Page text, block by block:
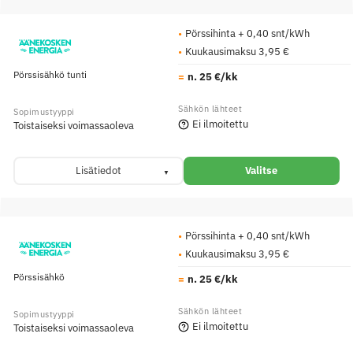
Pörssisähkö tunti
Pörssihinta + 0,40 snt/kWh
Kuukausimaksu 3,95 €
n. 25 €/kk
Toistaiseksi voimassaoleva Ei ilmoitettu
Lisätiedot Valitse
Pörssisähkö
Pörssihinta + 0,40 snt/kWh
Kuukausimaksu 3,95 €
n. 25 €/kk
Toistaiseksi voimassaoleva Ei ilmoitettu